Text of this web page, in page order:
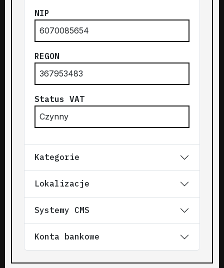
NIP
6070085654
REGON
367953483
Status VAT
Czynny
Kategorie
Lokalizacje
Systemy CMS
Konta bankowe